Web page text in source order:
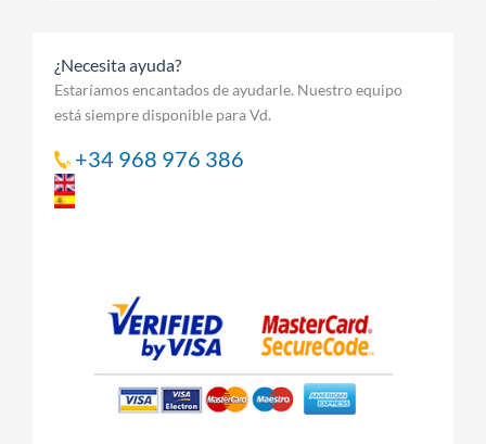
¿Necesita ayuda?
Estaríamos encantados de ayudarle. Nuestro equipo
está siempre disponible para Vd.
+34 968 976 386